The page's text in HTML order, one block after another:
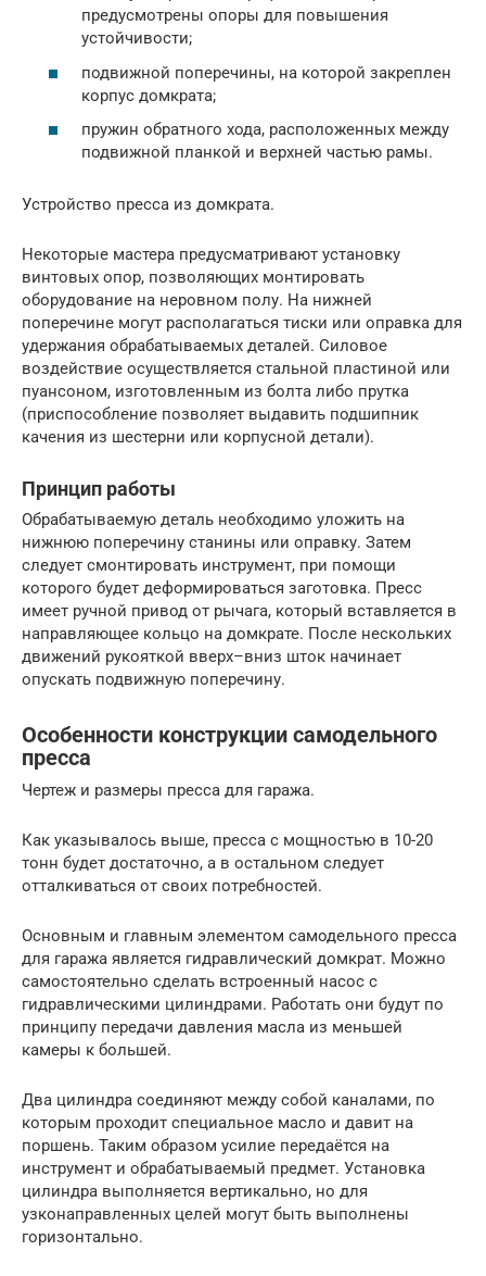
предусмотрены опоры для повышения
устойчивости;
подвижной поперечины, на которой закреплен
корпус домкрата;
пружин обратного хода, расположенных между
подвижной планкой и верхней частью рамы.
Устройство пресса из домкрата.
Некоторые мастера предусматривают установку
винтовых опор, позволяющих монтировать
оборудование на неровном полу. На нижней
поперечине могут располагаться тиски или оправка для
удержания обрабатываемых деталей. Силовое
воздействие осуществляется стальной пластиной или
пуансоном, изготовленным из болта либо прутка
(приспособление позволяет выдавить подшипник
качения из шестерни или корпусной детали).
Принцип работы
Обрабатываемую деталь необходимо уложить на
нижнюю поперечину станины или оправку. Затем
следует смонтировать инструмент, при помощи
которого будет деформироваться заготовка. Пресс
имеет ручной привод от рычага, который вставляется в
направляющее кольцо на домкрате. После нескольких
движений рукояткой вверх–вниз шток начинает
опускать подвижную поперечину.
Особенности конструкции самодельного
пресса
Чертеж и размеры пресса для гаража.
Как указывалось выше, пресса с мощностью в 10-20
тонн будет достаточно, а в остальном следует
отталкиваться от своих потребностей.
Основным и главным элементом самодельного пресса
для гаража является гидравлический домкрат. Можно
самостоятельно сделать встроенный насос с
гидравлическими цилиндрами. Работать они будут по
принципу передачи давления масла из меньшей
камеры к большей.
Два цилиндра соединяют между собой каналами, по
которым проходит специальное масло и давит на
поршень. Таким образом усилие передаётся на
инструмент и обрабатываемый предмет. Установка
цилиндра выполняется вертикально, но для
узконаправленных целей могут быть выполнены
горизонтально.